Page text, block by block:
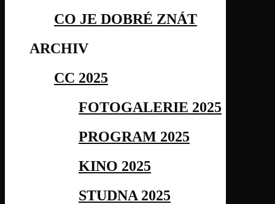
CO JE DOBRÉ ZNÁT
ARCHIV
CC 2025
FOTOGALERIE 2025
PROGRAM 2025
KINO 2025
STUDNA 2025